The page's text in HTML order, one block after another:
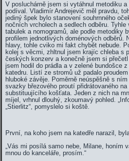
V posluchárně jsem si vytáhnul metodiku
podíval. Vladimír Andrejevič měl pravdu,
jediný špek bylo stanovení souhrnného
nočních vrcholech a sedlech odběru. Tyhle
tabulek a nomogramů, ale podle metodiky
profilem jednotlivých doménových odběrů.
hlavy, tohle cviko mi fakt chybět nebude.
kolej s věcmi, zhltnul jsem krajíc chleba s
českých konzerv a konečně jsem si
jsem hodil do prádla a v zelené bundošce
katedru. Listí ze stromů už padalo
hluboké závěje. Poměrně neúspěšně s
svazky březového proutí přidrátovaného
substituujícího košťata. Jeden z nich na
míjel, vrhnul dlouhý, zkoumavý pohled.
„Stierlitz“, pomyslelo si koště.
První, na koho jsem na katedře narazil,
„Vás mi posílá samo nebe, Milane, honím
mnou do kanceláře, prosím.“